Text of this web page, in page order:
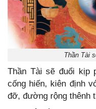
Thần Tài
Thần Tài sẽ đuổi kịp
cống hiến, kiên định
đỡ, đường rộng thênh